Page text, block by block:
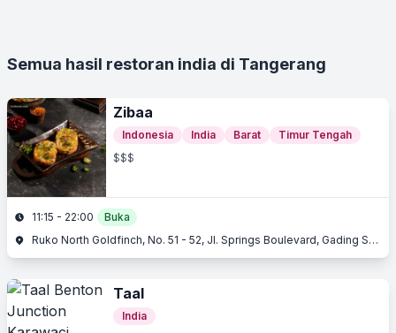
Semua hasil restoran india di Tangerang
Zibaa
Indonesia India Barat
Timur Tengah
$$$
11:15 - 22:00
Buka
Ruko North Goldfinch, No. 51 - 52, Jl. Springs Boulevard, Gading Serpong, Serpong, Tangerang, Banten
Taal
India